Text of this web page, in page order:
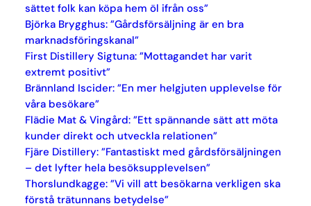
sättet folk kan köpa hem öl ifrån oss”
Björka Brygghus: ”Gårdsförsäljning är en bra
marknadsföringskanal”
First Distillery Sigtuna: ”Mottagandet har varit
extremt positivt”
Brännland Iscider: ”En mer helgjuten upplevelse för
våra besökare”
Flädie Mat & Vingård: ”Ett spännande sätt att möta
kunder direkt och utveckla relationen”
Fjäre Distillery: ”Fantastiskt med gårdsförsäljningen
– det lyfter hela besöksupplevelsen”
Thorslundkagge: ”Vi vill att besökarna verkligen ska
förstå trätunnans betydelse”